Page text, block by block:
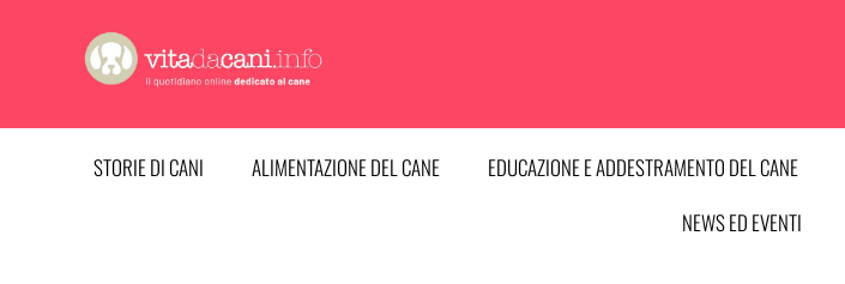
contenuto
STORIE DI CANI ALIMENTAZIONE DEL CANE EDUCAZIONE E ADDESTRAMENTO DEL CANE
NEWS ED EVENTI